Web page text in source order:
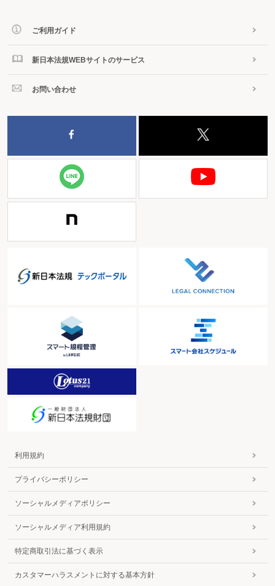
ご利用ガイド
新日本法規WEBサイトのサービス
お問い合わせ
利用規約
プライバシーポリシー
ソーシャルメディアポリシー
ソーシャルメディア利用規約
特定商取引法に基づく表示
カスタマーハラスメントに対する基本方針